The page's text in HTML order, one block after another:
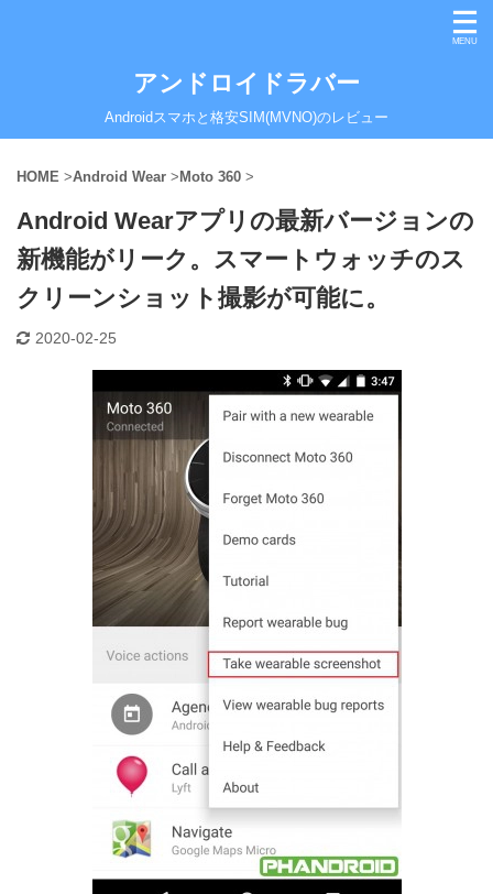
アンドロイドラバー
Androidスマホと格安SIM(MVNO)のレビュー
HOME >Android Wear > Moto 360 >
Android Wearアプリの最新バージョンの
新機能がリーク。スマートウォッチのス
クリーンショット撮影が可能に。
2020-02-25